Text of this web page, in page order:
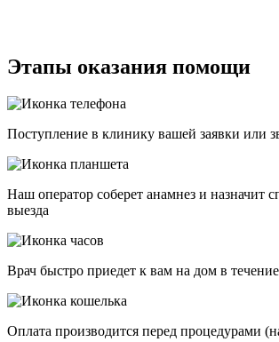
Этапы оказания помощи
Поступление в клинику вашей заявки или
Наш оператор соберет анамнез и назначит
выезда
Врач быстро приедет к вам на дом в
Оплата производится перед процедурами